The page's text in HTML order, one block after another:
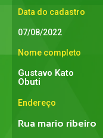
Data do cadastro
07/08/2022
Nome completo
Gustavo Kato
Obuti
Endereço
Rua mario ribeiro